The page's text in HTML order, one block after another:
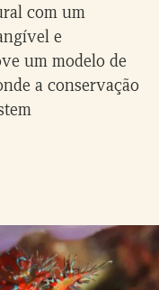
com um
e
um modelo de
a conservação